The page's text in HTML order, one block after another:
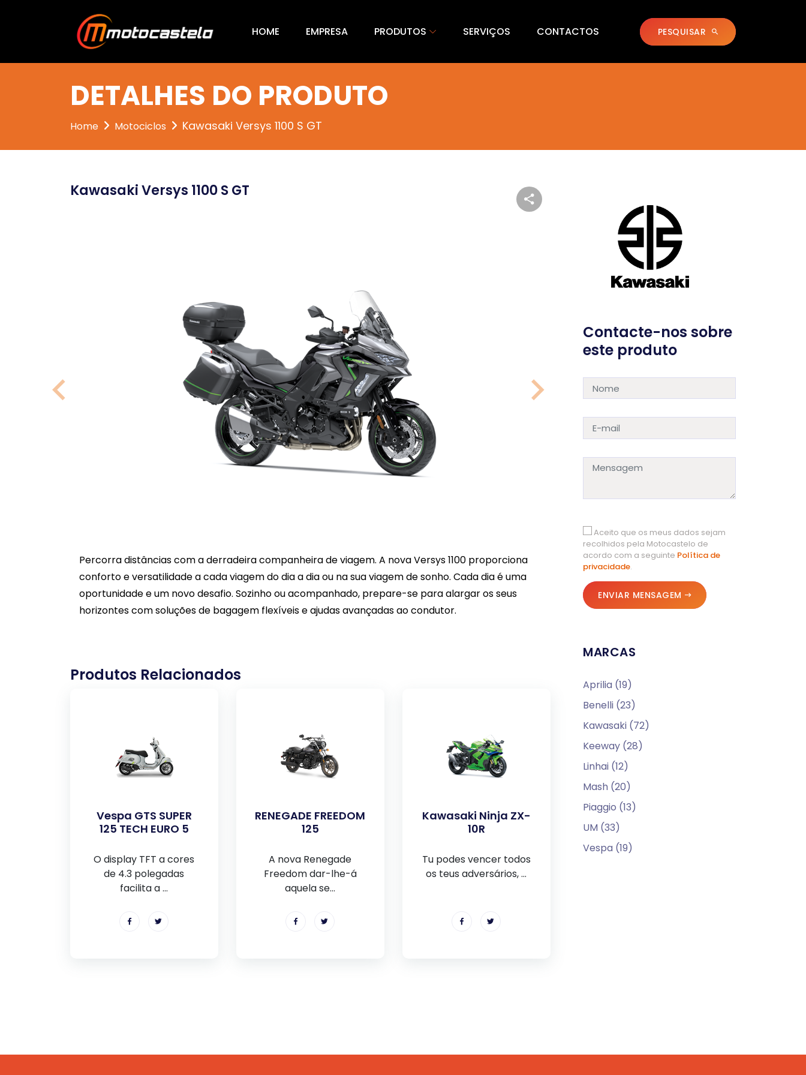
HOME EMPRESA PRODUTOS SERVIÇOS CONTACTOS PESQUISAR
DETALHES DO PRODUTO
Home Motociclos Kawasaki Versys 1100 S GT
Kawasaki Versys 1100 S GT
Percorra distâncias com a derradeira companheira de viagem. A nova Versys 1100 proporciona
conforto e versatilidade a cada viagem do dia a dia ou na sua viagem de sonho. Cada dia é uma
oportunidade e um novo desafio. Sozinho ou acompanhado, prepare-se para alargar os seus
horizontes com soluções de bagagem flexíveis e ajudas avançadas ao condutor.
Produtos Relacionados
Vespa GTS SUPER
125 TECH EURO 5
O display TFT a cores
de 4.3 polegadas
facilita a ...
RENEGADE FREEDOM
125
A nova Renegade
Freedom dar-lhe-á
aquela se...
Kawasaki Ninja ZX-
10R
Tu podes vencer todos
os teus adversários, ...
Contacte-nos sobre
este produto
Aceito que os meus dados sejam
recolhidos pela Motocastelo de
acordo com a seguinte Política de
privacidade.
ENVIAR MENSAGEM
MARCAS
Aprilia (19)
Benelli (23)
Kawasaki (72)
Keeway (28)
Linhai (12)
Mash (20)
Piaggio (13)
UM (33)
Vespa (19)